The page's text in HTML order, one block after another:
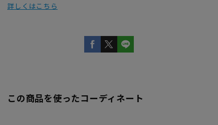
詳しくはこちら
この商品を使ったコーディネート